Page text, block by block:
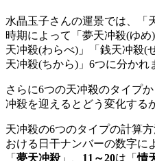
水晶玉子さんの運景では、「
時期によって「夢天冲殺(ゆ
天冲殺(わらべ)」「銭天冲殺(
天冲殺(ちから)」6つに分かれ
さらに6つの天冲殺のタイプ
冲殺を迎えるとどう変化する
天冲殺の6つのタイプの計算
おける日干ナンバーの数字に
「 夢天冲殺 」、 11～20は「情